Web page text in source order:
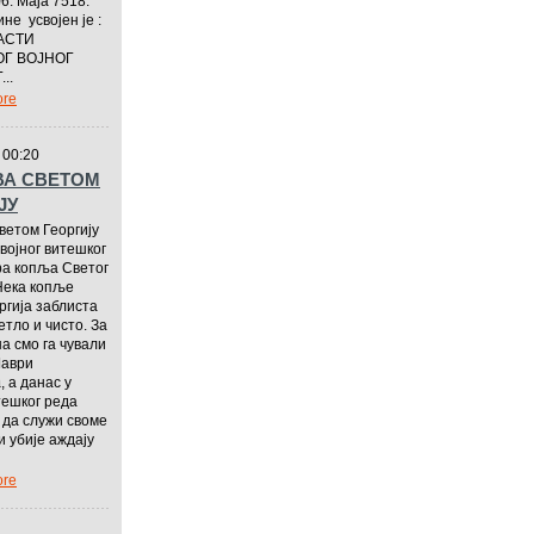
усвојен је :
ВОЈНОГ
СВЕТОМ
Георгију
витешког
копља Светог
копље
заблиста
и чисто. За
смо га чували
а данас у
реда
служи своме
убије аждају